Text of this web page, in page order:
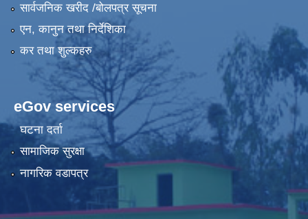
सार्वजनिक खरीद /बोलपत्र सूचना
एन, कानुन तथा निर्देशिका
कर तथा शुल्कहरु
eGov services
घटना दर्ता
सामाजिक सुरक्षा
नागरिक वडापत्र